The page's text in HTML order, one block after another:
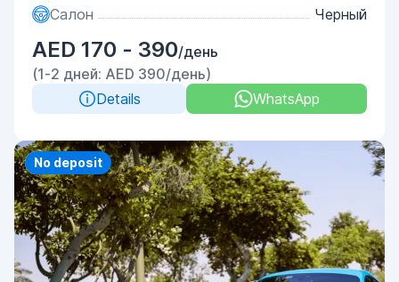
Салон
Черный
AED 170 - 390/день
(1-2 дней: AED 390/день)
Details
WhatsApp
Priority
No deposit